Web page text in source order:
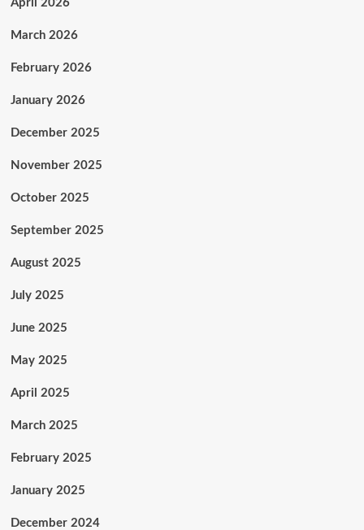
April 2026
March 2026
February 2026
January 2026
December 2025
November 2025
October 2025
September 2025
August 2025
July 2025
June 2025
May 2025
April 2025
March 2025
February 2025
January 2025
December 2024